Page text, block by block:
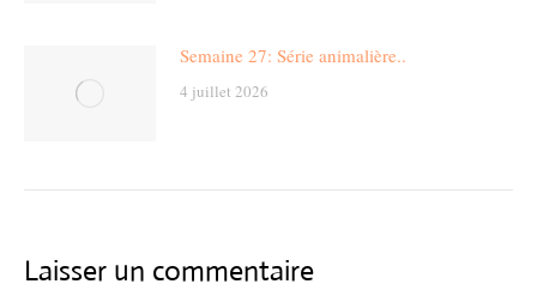
Semaine 27: Série animalière..
4 juillet 2026
Laisser un commentaire